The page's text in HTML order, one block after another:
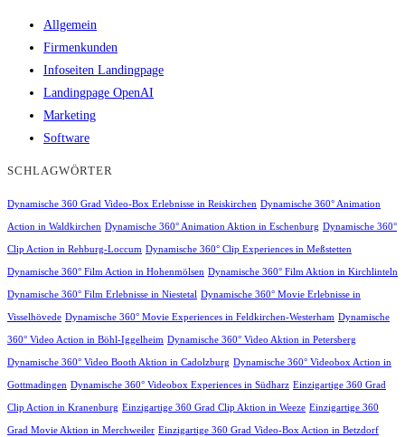
Allgemein
Firmenkunden
Infoseiten Landingpage
Landingpage OpenAI
Marketing
Software
SCHLAGWÖRTER
Dynamische 360 Grad Video-Box Erlebnisse in Reiskirchen Dynamische 360° Animation
Action in Waldkirchen Dynamische 360° Animation Aktion in Eschenburg Dynamische 360°
Clip Action in Rehburg-Loccum Dynamische 360° Clip Experiences in Meßstetten
Dynamische 360° Film Action in Hohenmölsen Dynamische 360° Film Aktion in Kirchlinteln
Dynamische 360° Film Erlebnisse in Niestetal Dynamische 360° Movie Erlebnisse in
Visselhövede Dynamische 360° Movie Experiences in Feldkirchen-Westerham Dynamische
360° Video Action in Böhl-Iggelheim Dynamische 360° Video Aktion in Petersberg
Dynamische 360° Video Booth Aktion in Cadolzburg Dynamische 360° Videobox Action in
Gottmadingen Dynamische 360° Videobox Experiences in Südharz Einzigartige 360 Grad
Clip Action in Kranenburg Einzigartige 360 Grad Clip Aktion in Weeze Einzigartige 360
Grad Movie Aktion in Merchweiler Einzigartige 360 Grad Video-Box Action in Betzdorf